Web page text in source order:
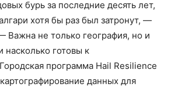
бурь за последние десять лет,
хотя бы раз был затронут, —
Важна не только география, но и
насколько готовы к
программа Hail Resilience
данных для